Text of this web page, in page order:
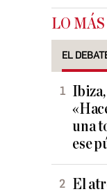
LO
EL
una
ese
El